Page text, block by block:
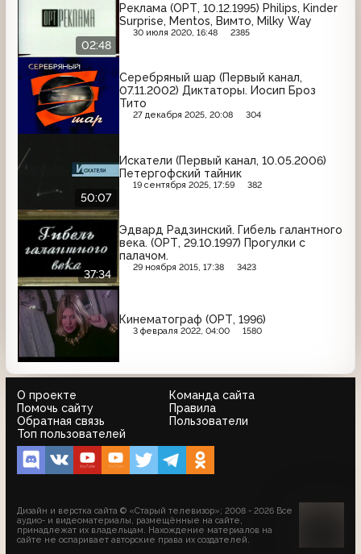
02:48
Реклама (ОРТ, 10.12.1995) Philips, Kinder
Surprise, Mentos, Вимто, Milky Way
30 июля 2020, 16:48 2385
Серебряный шар (Первый канал,
07.11.2002) Диктаторы. Иосип Броз
Тито
27 декабря 2025, 20:08 304
50:07
Искатели (Первый канал, 10.05.2006)
Петергофский тайник
19 сентября 2025, 17:59 382
37:34
Эдвард Радзинский. Гибель галантного
века. (ОРТ, 29.10.1997) Прогулки с
палачом.
29 ноября 2015, 17:38 3423
Кинематограф (ОРТ, 1996)
3 февраля 2022, 04:00 1580
О проекте
Команда сайта
Помочь сайту
Правила
Обратная связь
Пользователи
Топ пользователей
Дизайн и верстка сайта © «Старый телевизор»; 2008 - 2026 Все
аудио- и видеоматериалы, размещённые на сайте,
принадлежат их владельцам. Нахождение материалов на
сайте не оспаривает авторские права их создателей.